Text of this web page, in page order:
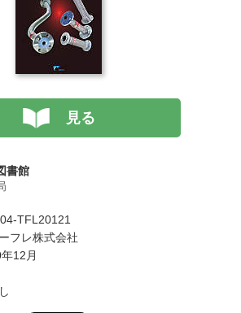
見る
書館
TFL20121
フレ株式会社
12月